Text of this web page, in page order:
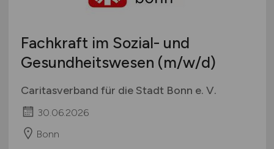
Fachkraft im Sozial- und
Gesundheitswesen (m/w/d)
Caritasverband für die Stadt Bonn e. V.
30.06.2026
Bonn